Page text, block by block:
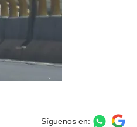
Síguenos en: